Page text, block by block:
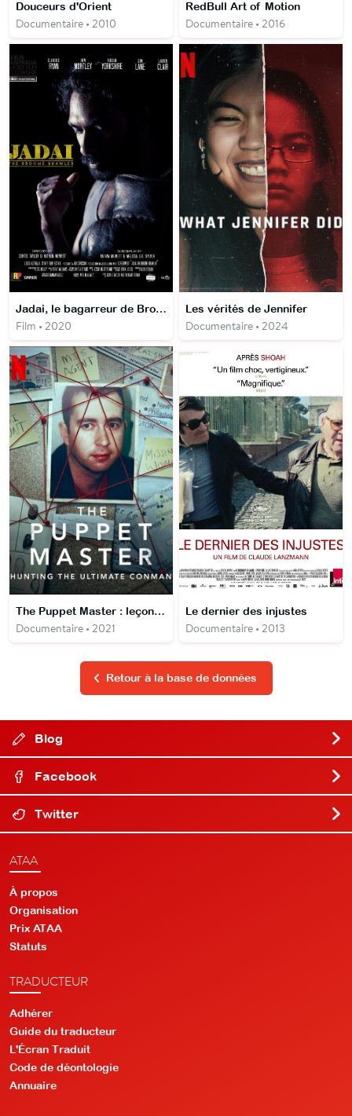
Douceurs d'Orient
Documentaire • 2010
RedBull Art of Motion
Documentaire • 2016
Jadai, le bagarreur de Broome
Film • 2020
Les vérités de Jennifer
Documentaire • 2024
The Puppet Master : leçons de manipulation
Documentaire • 2021
Le dernier des injustes
Documentaire • 2013
Retour à la base de données
Blog
Facebook
Twitter
ATAA
À propos
Organisation
Prix ATAA
Statuts
TRADUCTEUR
Adhérer
Guide du traducteur
L'Écran Traduit
Code de déontologie
Annuaire